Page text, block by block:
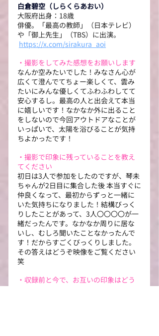
白倉碧空（しらくらあおい）
大阪府出身：18歳
俳優。「最高の教師」（日本テレビ）
や「御上先生」（TBS）に出演。
https://x.com/sirakura_aoi
・撮影をしてみた感想をお願いします
なんか空みたいでした！みなさん心が
広くて澄んでてちょー楽しくて、雲み
たいにみんな優しくてふわふわしてて
安心するし。最高の人と出会えて本当
に嬉しいです！なかなか外に出ること
をしないので今回アウトドアなことが
いっぱいで、太陽を浴びることが気持
ちよかったです！
・撮影で印象に残っていることを教え
てください
初日は3人で参加をしたのですが、琴未
ちゃんが2日目に集合した後 本当すぐに
仲良くなって、最初からずっと一緒に
いた気持ちになりました！結構びっく
りしたことがあって、3人〇〇〇〇が一
緒だったんです。なかなか周りに居な
いし、むしろ聞いたことなかったんで
す！だからすごくびっくりしました。
その答えはどうぞ映像をご覧ください
笑
・収録前と今で、お互いの印象はどう